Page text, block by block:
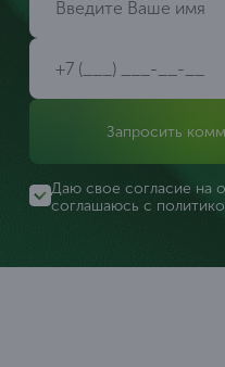
Запросить
Даю свое согласие на
соглашаюсь с